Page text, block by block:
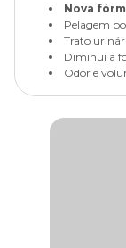
Nova
Pelagem
Trato
Diminui a
Odor e